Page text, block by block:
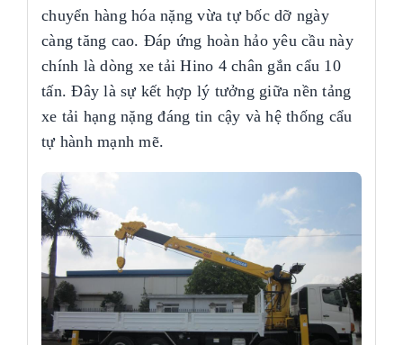
chuyển hàng hóa nặng vừa tự bốc dỡ ngày
càng tăng cao. Đáp ứng hoàn hảo yêu cầu này
chính là dòng xe tải Hino 4 chân gắn cẩu 10
tấn. Đây là sự kết hợp lý tưởng giữa nền tảng
xe tải hạng nặng đáng tin cậy và hệ thống cẩu
tự hành mạnh mẽ.